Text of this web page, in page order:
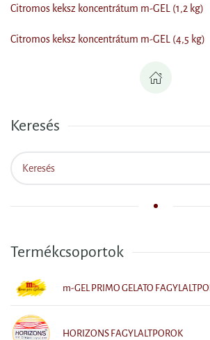
Citromos keksz koncentrátum m-GEL (1,2 kg)
Citromos keksz koncentrátum m-GEL (4,5 kg)
Keresés
Termékcsoportok
m-GEL PRIMO GELATO
HORIZONS FAGYLALTPOROK